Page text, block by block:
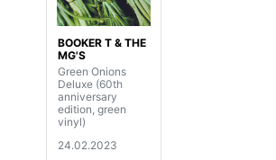
BOOKER T & THE
MG'S
Green Onions
Deluxe (60th
anniversary
edition, green
vinyl)
24.02.2023